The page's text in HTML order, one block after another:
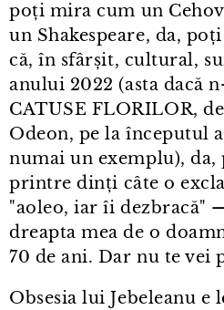
poți mira cum un
un Shakespeare, da,
că, în sfârșit, cultural,
anului 2022 (asta dacă
CATUSE FLORILOR,
Odeon, pe la începutul
numai un exemplu), da,
printre dinți câte o
"aoleo, iar îi dezbracă"
dreapta mea de o
70 de ani. Dar nu te vei
Obsesia lui Jebeleanu e